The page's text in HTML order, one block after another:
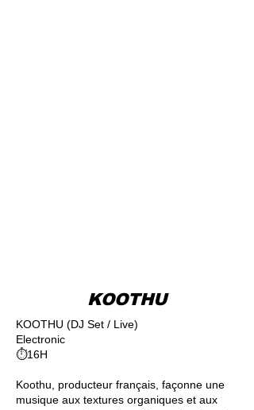
KOOTHU
KOOTHU (DJ Set / Live)
Electronic
⏱16H
Koothu, producteur français, façonne une
musique aux textures organiques et aux